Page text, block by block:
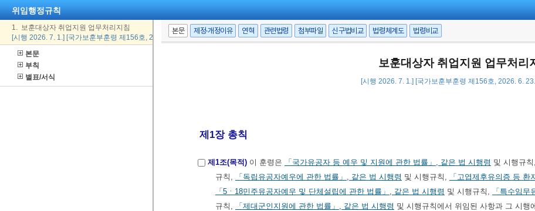
위임행정규칙
1. 보훈대상자 취업지원 업무처리지침
[시행 2026. 7. 1.] [국가보훈부훈령 제156호, 2026. 6. 23., 일부개정]
본문
부칙
별표/서식
본문 제정·개정이유 연혁 관련법령 첨부파일 신구법비교 법령체계도 법령비교
보훈대상자 취업지원 업무처리
[시행 2026. 7. 1.] [국가보훈부훈령 제156호, 2026. 6.
제1장 총칙
제1조(목적) 이 훈령은 「국가유공자 등 예우 및 지원에 관한 법률」 , 같은 법 시행령 및 시행규칙,
규칙,
「독립유공자예우에 관한 법률」 , 같은 법 시행령 및 시행규칙, 「고엽제후유의증 등 환
「5ㆍ18민주유공자예우 및 단체설립에 관한 법률」 , 같은 법 시행령 및 시행규칙, 「특수임무
규칙,
「제대군인지원에 관한 법률」 , 같은 법 시행령 및 시행규칙에서 위임된 사항과 그 시행